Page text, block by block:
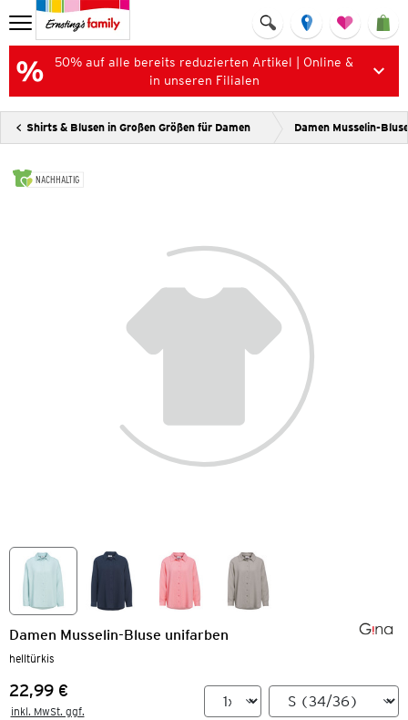
50% auf alle bereits reduzierten Artikel | Online &
in unseren Filialen
Shirts & Blusen in Großen Größen für Damen Damen Musselin-Bluse
NACHHALTIG
Damen Musselin-Bluse unifarben
helltürkis
Preis:
22,99 €
inkl. MwSt. ggf.